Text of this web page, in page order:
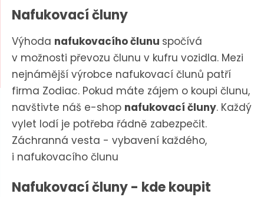
h
a
v
n
m
e
n
á
t
e
n
n
a
d
e
Nafukovací čluny
Výhoda nafukovacího člunu spočívá
v možnosti převozu člunu v kufru vozidla. Mezi
nejnámější výrobce nafukovací člunů patří
firma Zodiac. Pokud máte zájem o koupi člunu,
navštivte náš e-shop nafukovací čluny. Každý
vylet lodí je potřeba řádně zabezpečit.
Záchranná vesta - vybavení každého,
i nafukovacího člunu
Nafukovací čluny - kde koupit